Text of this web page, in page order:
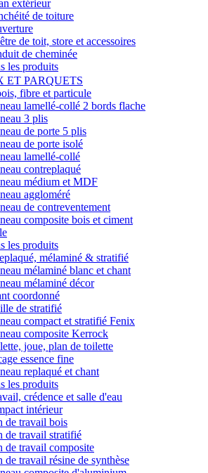
extérieur
de toiture
de toit, store et accessoires
de cheminée
les produits
ET PARQUETS
fibre et particule
lamellé-collé 2 bords flache
3 plis
de porte 5 plis
de porte isolé
lamellé-collé
contreplaqué
médium et MDF
aggloméré
de contreventement
composite bois et ciment
les produits
mélaminé & stratifié
mélaminé blanc et chant
mélaminé décor
coordonné
de stratifié
compact et stratifié Fenix
composite Kerrock
joue, plan de toilette
essence fine
replaqué et chant
les produits
crédence et salle d'eau
intérieur
de travail bois
de travail stratifié
de travail composite
de travail résine de synthèse